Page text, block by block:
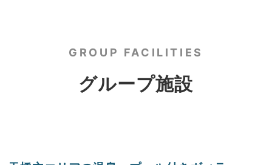
GROUP FACILITIES
グループ施設